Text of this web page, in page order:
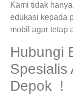
Kami tidak
edukasi kepada
mobil agar tetap
Hubungi
Spesialis
Depok !